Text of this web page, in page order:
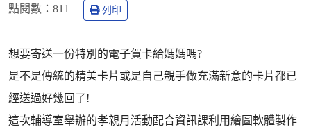
點閱數： 811 列印
想要寄送一份特別的電子賀卡給媽媽嗎?
是不是傳統的精美卡片或是自己親手做充滿新意的卡片都已
經送過好幾回了!
這次輔導室舉辦的孝親月活動配合資訊課利用繪圖軟體製作